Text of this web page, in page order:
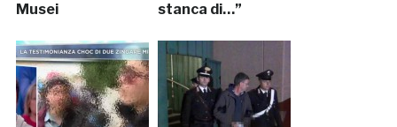
Musei
stanca di…”